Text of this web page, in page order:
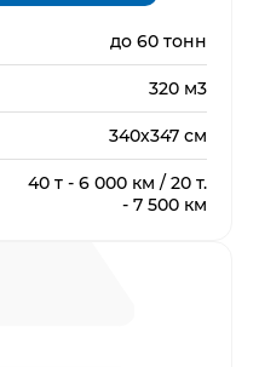
до 60 тонн
320 м3
340х347 см
40 т - 6 000 км / 20 т.
- 7 500 км